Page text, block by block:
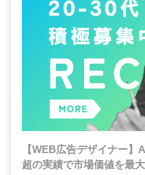
【WEB広告デザイナー
超の実績で市場価値を最